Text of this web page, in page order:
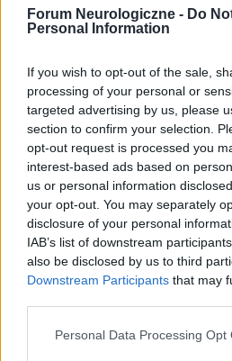
Forum Neurologiczne - Do
Personal Information
If you wish to opt-out of the sale,
processing of your personal or
targeted advertising by us, please
section to confirm your selection.
opt-out request is processed you
interest-based ads based on
us or personal information
your opt-out. You may separately
disclosure of your personal
IAB’s list of downstream
also be disclosed by us to third
Downstream Participants that may
Personal Data Processing Opt
Sporty walki a epilepsja
gość 01-12-2024, 18:55
1 Prawo jazdy orzeczenie
gość 22-11-2024, 17:40
Atak raz na kilka lat
gość 20-11-2024, 15:43